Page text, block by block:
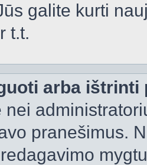
galite kurti
t.t.
arba ištrinti
nei
pranešimus.